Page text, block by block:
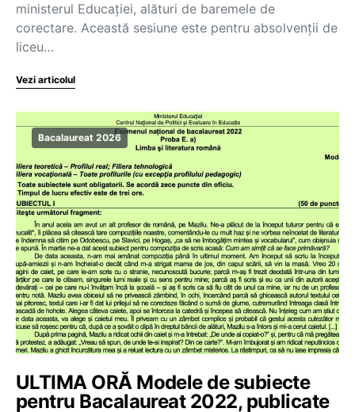
ministerul Educației, alături de baremele de
corectare. Această sesiune este pentru absolvenții de
liceu…
Vezi articolul
Bacalaureat 2026
ULTIMA ORĂ Modele de subiecte
pentru Bacalaureat 2022, publicate